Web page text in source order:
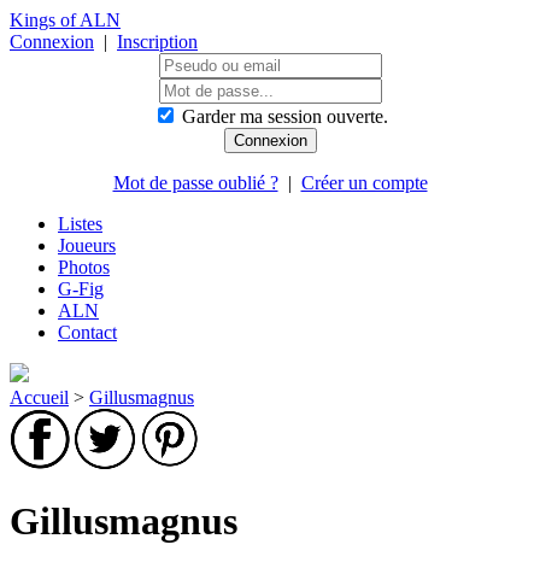
Kings of ALN
Connexion | Inscription
Garder ma session ouverte.
Mot de passe oublié ?| Créer un compte
Listes
Joueurs
Photos
G-Fig
ALN
Contact
Accueil > Gillusmagnus
Gillusmagnus